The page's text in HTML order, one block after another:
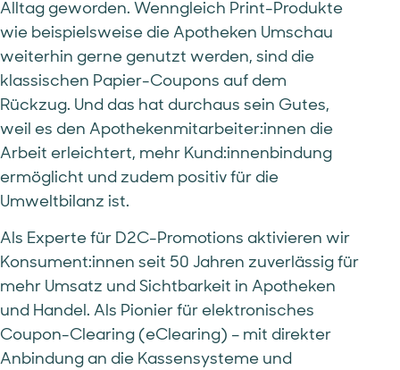
Alltag geworden. Wenngleich Print-Produkte
wie beispielsweise die Apotheken Umschau
weiterhin gerne genutzt werden, sind die
klassischen Papier-Coupons auf dem
Rückzug. Und das hat durchaus sein Gutes,
weil es den Apothekenmitarbeiter:innen die
Arbeit erleichtert, mehr Kund:innenbindung
ermöglicht und zudem positiv für die
Umweltbilanz ist.
Als Experte für D2C-Promotions aktivieren wir
Konsument:innen seit 50 Jahren zuverlässig für
mehr Umsatz und Sichtbarkeit in Apotheken
und Handel. Als Pionier für elektronisches
Coupon-Clearing (eClearing) – mit direkter
Anbindung an die Kassensysteme und